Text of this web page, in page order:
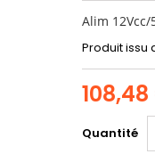
Alim 12Vcc/
Produit issu
Quantité